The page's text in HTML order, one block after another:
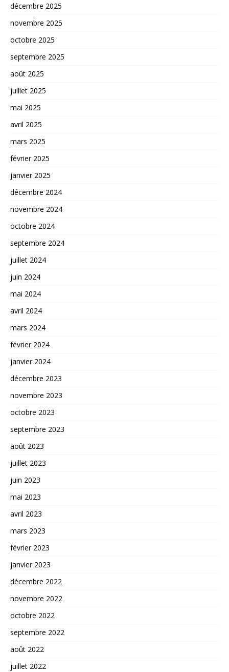
décembre 2025
novembre 2025
octobre 2025
septembre 2025
août 2025
juillet 2025
mai 2025
avril 2025
mars 2025
février 2025
janvier 2025
décembre 2024
novembre 2024
octobre 2024
septembre 2024
juillet 2024
juin 2024
mai 2024
avril 2024
mars 2024
février 2024
janvier 2024
décembre 2023
novembre 2023
octobre 2023
septembre 2023
août 2023
juillet 2023
juin 2023
mai 2023
avril 2023
mars 2023
février 2023
janvier 2023
décembre 2022
novembre 2022
octobre 2022
septembre 2022
août 2022
juillet 2022